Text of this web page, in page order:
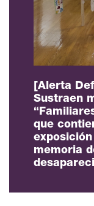
[Alerta
Sustraen
que
memoria